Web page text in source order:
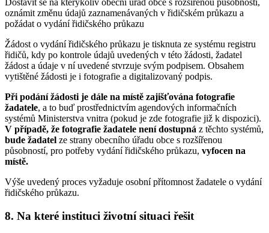
Dostavit se na kterýkoliv obecní úřad obce s rozšířenou působností,
oznámit změnu údajů zaznamenávaných v řidičském průkazu a
požádat o vydání řidičského průkazu
Žádost o vydání řidičského průkazu je tisknuta ze systému registru
řidičů, kdy po kontrole údajů uvedených v této žádosti, žadatel
žádost a údaje v ní uvedené stvrzuje svým podpisem. Obsahem
vytištěné žádosti je i fotografie a digitalizovaný podpis.
Při podání žádosti je dále na místě zajišťována fotografie
žadatele, a to buď prostřednictvím agendových informačních
systémů Ministerstva vnitra (pokud je zde fotografie již k dispozici).
V případě, že fotografie žadatele není dostupná z těchto systémů,
bude žadatel ze strany obecního úřadu obce s rozšířenou
působností, pro potřeby vydání řidičského průkazu, vyfocen na
místě.
Výše uvedený proces vyžaduje osobní přítomnost žadatele o vydání
řidičského průkazu.
8. Na které instituci životní situaci řešit